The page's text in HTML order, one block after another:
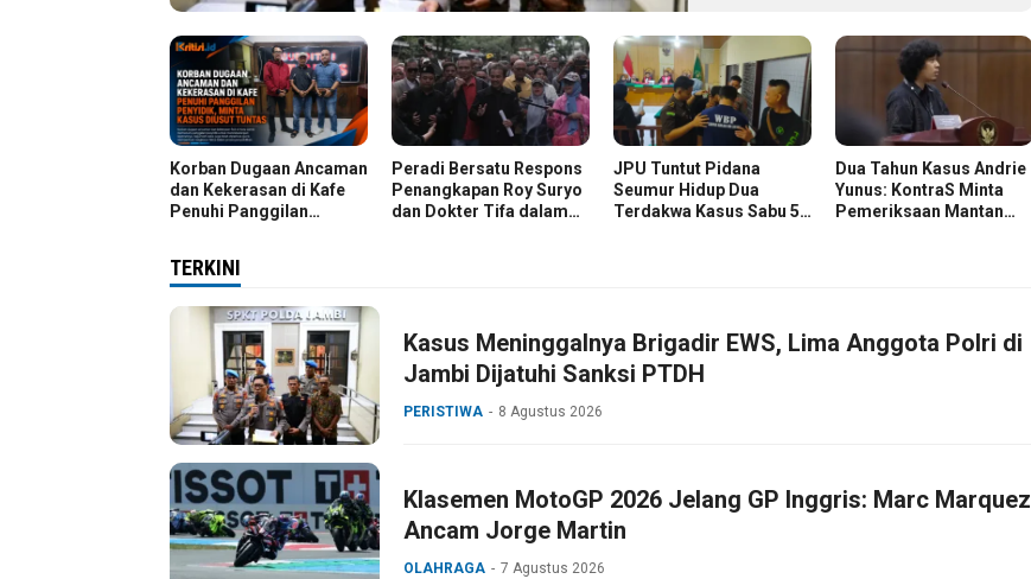
Korban Dugaan Ancaman
dan Kekerasan di Kafe
Penuhi Panggilan
Peradi Bersatu Respons
Penangkapan Roy Suryo
dan Dokter Tifa dalam
JPU Tuntut Pidana
Seumur Hidup Dua
Terdakwa Kasus Sabu 58
Dua Tahun Kasus Andrie
Yunus: KontraS Minta
Pemeriksaan Mantan
TERKINI
Kasus Meninggalnya Brigadir EWS, Lima Anggota Polri di
Jambi Dijatuhi Sanksi PTDH
PERISTIWA 8 Agustus 2026
Klasemen MotoGP 2026 Jelang GP Inggris: Marc Marquez
Ancam Jorge Martin
OLAHRAGA 7 Agustus 2026